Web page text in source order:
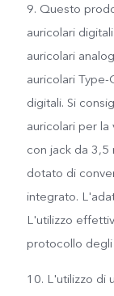
9. Questo
auricolari
auricolari
auricolari
digitali. Si
auricolari per la
con jack da
dotato di
integrato.
L'utilizzo
protocollo degli
10. L'utilizzo di